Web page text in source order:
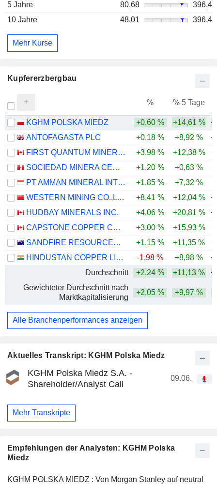
Aktuelles Transkript: KGHM Polska Miedz
KGHM Polska Miedz S.A. -
Shareholder/Analyst Call
09.06.
Mehr Transkripte
Empfehlungen der Analysten: KGHM Polska
Miedz
KGHM POLSKA MIEDZ : Von Morgan Stanley auf neutral
5 Jahre
80,68
396,4
10 Jahre
48,01 396,4
Mehr Kurse
Kupfererzbergbau
% % 5 Tage
KGHM POLSKA MIEDZ +0,60 % +14,61 %
ANTOFAGASTA PLC
+0,18 % +8,92 %
FIRST QUANTUM MINERALS LTD.
+3,98 % +12,38 %
SOCIEDAD MINERA CERRO VERDE S.A.A.
+1,20 % +0,63 %
PT AMMAN MINERAL INTERNASIONAL TBK
+1,85 % +7,32 %
WESTERN MINING CO.,LTD.
+8,41 % +12,04 %
HUDBAY MINERALS INC.
+4,06 % +20,81 %
CAPSTONE COPPER CORP.
+3,00 % +15,93 %
SANDFIRE RESOURCES LIMITED
+1,15 % +11,35 %
HINDUSTAN COPPER LIMITED
-1,98 % +8,98 %
Durchschnitt
+2,24 % +11,13 %
Gewichteter Durchschnitt nach
Marktkapitalisierung
+2,05 % +9,97 %
Alle Branchenperformances anzeigen